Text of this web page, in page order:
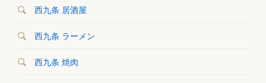
西九条 居酒屋
西九条 ラーメン
西九条 焼肉